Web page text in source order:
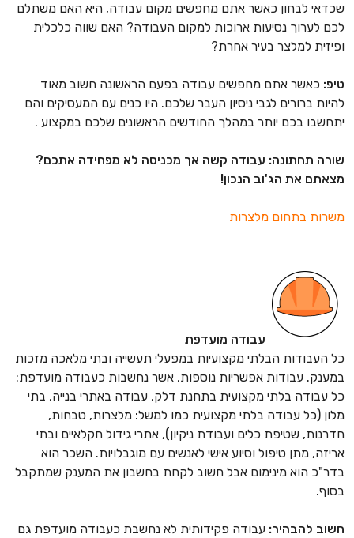
שכדאי לבחון כאשר אתם מחפשים מקום עבודה, היא האם משתלם
לכם לערוך נסיעות ארוכות למקום העבודה? האם שווה כלכלית
ופיזית למלצר בעיר אחרת?
טיפ: כאשר אתם מחפשים עבודה בפעם הראשונה חשוב מאוד
להיות ברורים לגבי ניסיון העבר שלכם. היו כנים עם המעסיקים והם
יתחשבו בכם יותר במהלך החודשים הראשונים שלכם במקצוע .
שורה תחתונה: עבודה קשה אך מכניסה לא מפחידה אתכם?
מצאתם את הג'וב הנכון!
משרות בתחום מלצרות
עבודה מועדפת
כל העבודות הבלתי מקצועיות במפעלי תעשייה ובתי מלאכה מזכות
במענק. עבודות אפשריות נוספות, אשר נחשבות כעבודה מועדפת:
כל עבודה בלתי מקצועית בתחנת דלק, עבודה באתרי בנייה, בתי
מלון (כל עבודה בלתי מקצועית כמו למשל: מלצרות, טבחות,
חדרנות, שטיפת כלים ועבודת ניקיון), אתרי גידול חקלאיים ובתי
אריזה, מתן טיפול וסיוע אישי לאנשים עם מוגבלויות. השכר הוא
בדר"כ הוא מינימום אבל חשוב לקחת בחשבון את המענק שמתקבל
בסוף.
חשוב להבהיר: עבודה פקידותית לא נחשבת כעבודה מועדפת גם